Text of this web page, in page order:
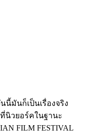
นี้มันก็เป็นเรื่องจริง
ที่นิวยอร์คในฐานะ
FILM FESTIVAL